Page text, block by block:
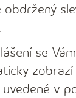
obdržený
se
zobrazí
v